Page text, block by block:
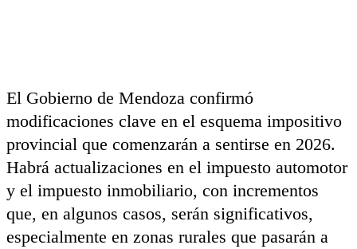
El Gobierno de Mendoza confirmó
modificaciones clave en el esquema impositivo
provincial que comenzarán a sentirse en 2026.
Habrá actualizaciones en el impuesto automotor
y el impuesto inmobiliario, con incrementos
que, en algunos casos, serán significativos,
especialmente en zonas rurales que pasarán a